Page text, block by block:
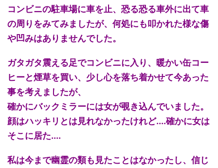
コンビニの駐車場に車を止、恐る恐る車外に出て車
の周りをみてみましたが、何処にも叩かれた様な傷
や凹みはありませんでした。
ガタガタ震える足でコンビニに入り、暖かい缶コー
ヒーと煙草を買い、少し心を落ち着かせて今あった
事を考えましたが、
確かにバックミラーには女が覗き込んでいました。
顔はハッキリとは見れなかったけれど....確かに女は
そこに居た....
私は今まで幽霊の類も見たことはなかったし、信じ